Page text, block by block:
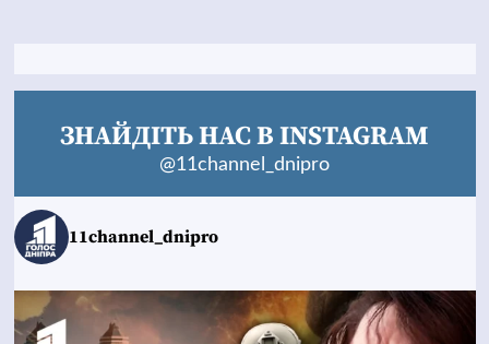
ЗНАЙДІТЬ НАС В INSTAGRAM
@11channel_dnipro
11channel_dnipro